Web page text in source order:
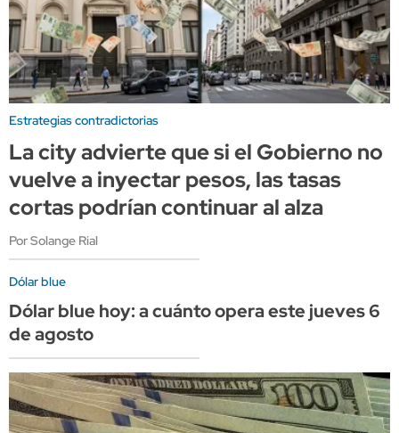
Estrategias contradictorias
La city advierte que si el Gobierno no
vuelve a inyectar pesos, las tasas
cortas podrían continuar al alza
Por Solange Rial
Dólar blue
Dólar blue hoy: a cuánto opera este jueves 6
de agosto